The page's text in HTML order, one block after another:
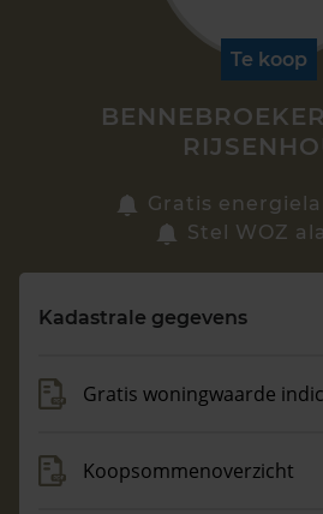
Vragen? Neem contact met ons
088 220 4200
Te koop
Gratis
Stel WOZ
Kadastrale gegevens
Gratis woningwaarde
Koopsommenoverzicht